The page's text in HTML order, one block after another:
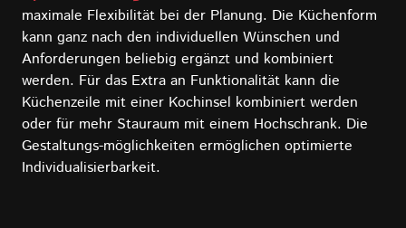
maximale Flexibilität bei der Planung. Die Küchenform
kann ganz nach den individuellen Wünschen und
Anforderungen beliebig ergänzt und kombiniert
werden. Für das Extra an Funktionalität kann die
Küchenzeile mit einer Kochinsel kombiniert werden
oder für mehr Stauraum mit einem Hochschrank. Die
Gestaltungs-möglichkeiten ermöglichen optimierte
Individualisierbarkeit.